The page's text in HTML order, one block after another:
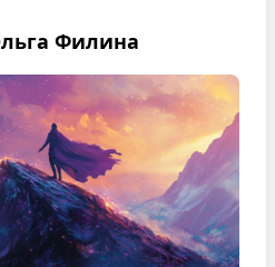
Филина